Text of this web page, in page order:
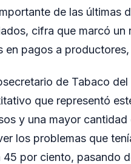
de las últimas
cifra que marcó
en pagos a
de Tabaco
que representó
y una mayor
los problemas que
45 por ciento, pasando